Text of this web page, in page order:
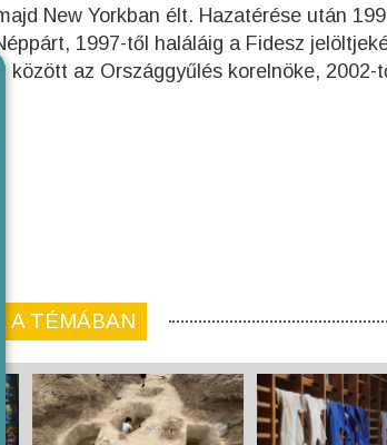
New Yorkban élt. Hazatérése után
1997-től haláláig a Fidesz
között az Országgyűlés korelnöke,
A TÉMÁBAN